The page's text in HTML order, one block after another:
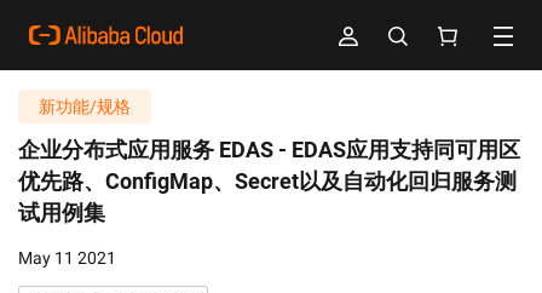
新功能/规格
企业分布式应用服务 EDAS - EDAS应用支持同可用区
优先路、ConfigMap、Secret以及自动化回归服务测
试用例集
May 11 2021